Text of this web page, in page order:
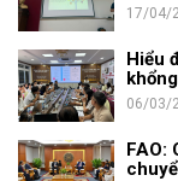
17/04/
Hiểu
06/03/
FAO: